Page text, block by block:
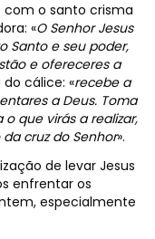
com o santo crisma
«O Senhor Jesus
Santo e seu poder,
e ofereceres a
cálice: «recebe a
a Deus. Toma
que virás a realizar,
cruz do Senhor».
de levar Jesus
enfrentar os
especialmente